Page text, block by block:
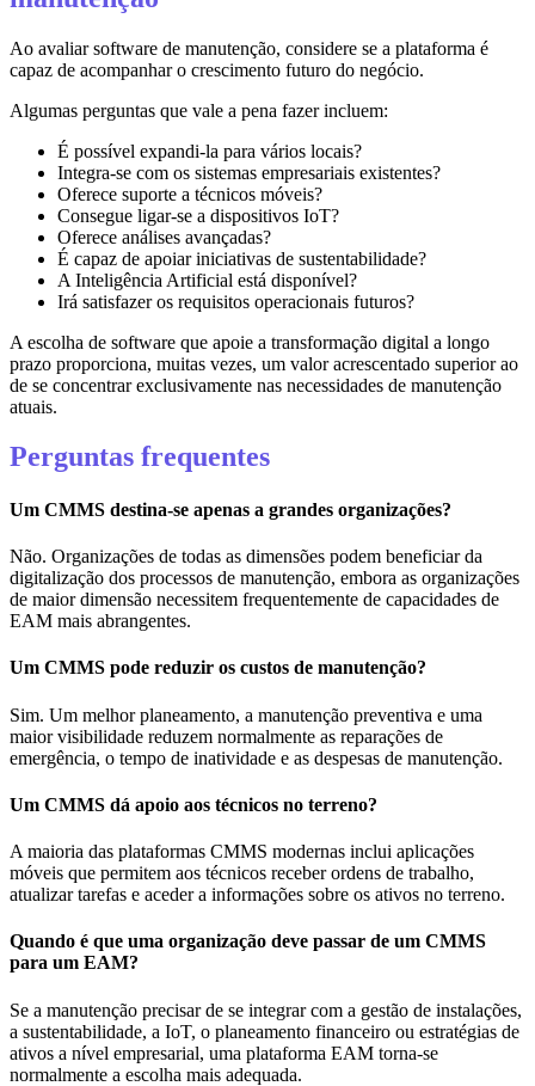
Ao avaliar software de manutenção, considere se a plataforma é
capaz de acompanhar o crescimento futuro do negócio.
Algumas perguntas que vale a pena fazer incluem:
É possível expandi-la para vários locais?
Integra-se com os sistemas empresariais existentes?
Oferece suporte a técnicos móveis?
Consegue ligar-se a dispositivos IoT?
Oferece análises avançadas?
É capaz de apoiar iniciativas de sustentabilidade?
A Inteligência Artificial está disponível?
Irá satisfazer os requisitos operacionais futuros?
A escolha de software que apoie a transformação digital a longo
prazo proporciona, muitas vezes, um valor acrescentado superior ao
de se concentrar exclusivamente nas necessidades de manutenção
atuais.
Perguntas frequentes
Um CMMS destina-se apenas a grandes organizações?
Não. Organizações de todas as dimensões podem beneficiar da
digitalização dos processos de manutenção, embora as organizações
de maior dimensão necessitem frequentemente de capacidades de
EAM mais abrangentes.
Um CMMS pode reduzir os custos de manutenção?
Sim. Um melhor planeamento, a manutenção preventiva e uma
maior visibilidade reduzem normalmente as reparações de
emergência, o tempo de inatividade e as despesas de manutenção.
Um CMMS dá apoio aos técnicos no terreno?
A maioria das plataformas CMMS modernas inclui aplicações
móveis que permitem aos técnicos receber ordens de trabalho,
atualizar tarefas e aceder a informações sobre os ativos no terreno.
Quando é que uma organização deve passar de um CMMS
para um EAM?
Se a manutenção precisar de se integrar com a gestão de instalações,
a sustentabilidade, a IoT, o planeamento financeiro ou estratégias de
ativos a nível empresarial, uma plataforma EAM torna-se
normalmente a escolha mais adequada.